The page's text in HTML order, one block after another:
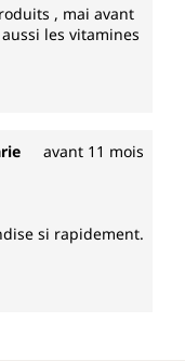
, mai avant
les vitamines
avant 11 mois
si rapidement.